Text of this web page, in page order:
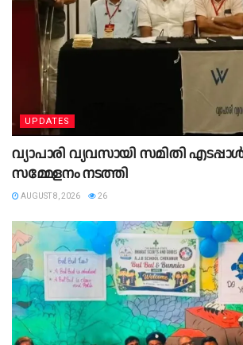
UPDATES
വ്യാപാരി വ്യവസായി സമിതി
സമ്മേളനം നടത്തി
AUGUST 8, 2026 26